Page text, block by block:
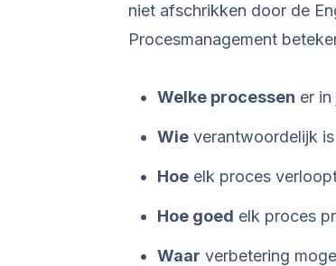
niet afschrikken door de
Procesmanagement
Welke processen er
Wie verantwoordelijk
Hoe elk proces
Hoe goed elk proces
Waar verbetering